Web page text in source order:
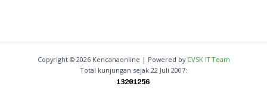
Copyright © 2026 Kencanaonline | Powered by CVSK IT Team
Total kunjungan sejak 22 Juli 2007: